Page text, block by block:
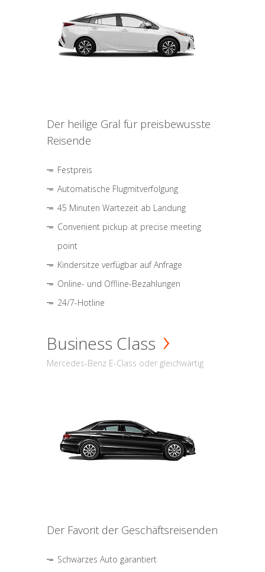
Der heilige Gral für preisbewusste
Reisende
Festpreis
Automatische Flugmitverfolgung
45 Minuten Wartezeit ab Landung
Convenient pickup at precise meeting
point
Kindersitze verfügbar auf Anfrage
Online- und Offline-Bezahlungen
24/7-Hotline
Business Class
Mercedes-Benz E-Class oder gleichwärtig
Der Favorit der Geschäftsreisenden
Schwarzes Auto garantiert